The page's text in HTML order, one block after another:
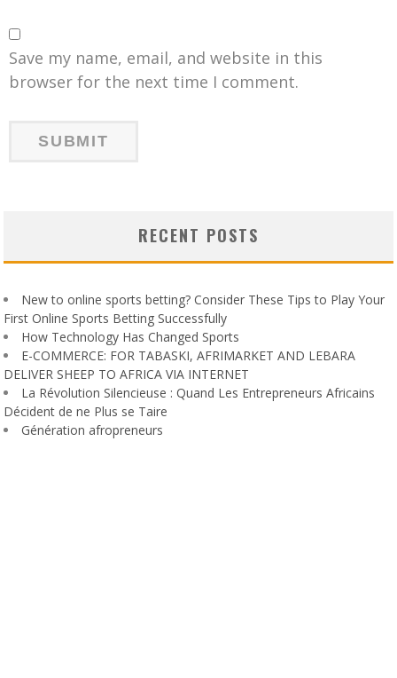
Save my name, email, and website in this
browser for the next time I comment.
RECENT POSTS
New to online sports betting? Consider These Tips to Play Your
First Online Sports Betting Successfully
How Technology Has Changed Sports
E-COMMERCE: FOR TABASKI, AFRIMARKET AND LEBARA
DELIVER SHEEP TO AFRICA VIA INTERNET
La Révolution Silencieuse : Quand Les Entrepreneurs Africains
Décident de ne Plus se Taire
Génération afropreneurs